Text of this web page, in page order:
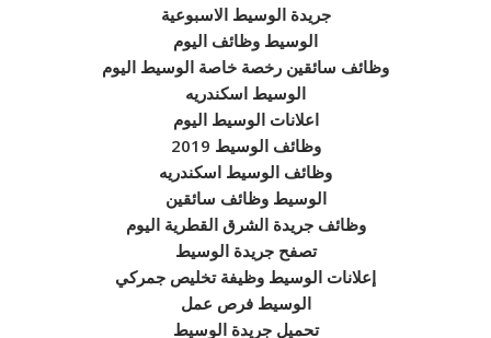
جريدة الوسيط الاسبوعية
الوسيط وظائف اليوم
وظائف سائقين رخصة خاصة الوسيط اليوم
الوسيط اسكندريه
اعلانات الوسيط اليوم
وظائف الوسيط 2019
وظائف الوسيط اسكندريه
الوسيط وظائف سائقين
وظائف جريدة الشرق القطرية اليوم
تصفح جريدة الوسيط
إعلانات الوسيط وظيفة تخليص جمركي
الوسيط فرص عمل
تحميل جريدة الوسيط